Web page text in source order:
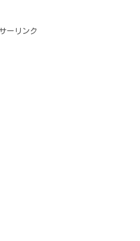
ーリンク